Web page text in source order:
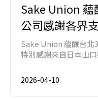
Sake Union 蘊
公司感謝各界
Sake Union 蘊釀台北
特別感謝來自日本山
2026-04-10